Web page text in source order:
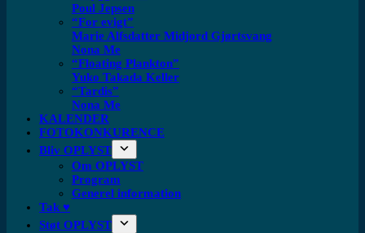
Poul Jepsen
“For evigt”
Marie Alfsdatter Midjord Gjørtsvang
Nona Me
“Floating Plankton​”
Yuko Takada Keller
“Tardis”
Nona Me
KALENDER
FOTOKONKURENCE
Bliv OPLYST
Om OPLYST
Program
Generel information
Tak ♥
Støt OPLYST